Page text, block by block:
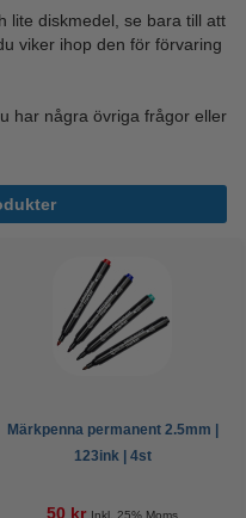
lite diskmedel, se bara till att
viker ihop den för förvaring
har några övriga frågor eller
Märkpenna permanent 2.5mm |
123ink | 4st
50 kr Inkl. 25% Moms